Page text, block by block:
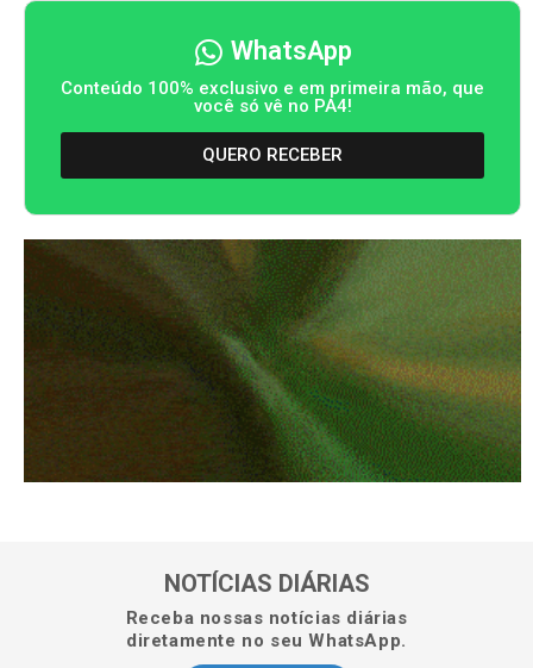
WhatsApp
Conteúdo 100% exclusivo e em primeira mão, que
você só vê no PA4!
QUERO RECEBER
NOTÍCIAS DIÁRIAS
Receba nossas notícias diárias
diretamente no seu WhatsApp.